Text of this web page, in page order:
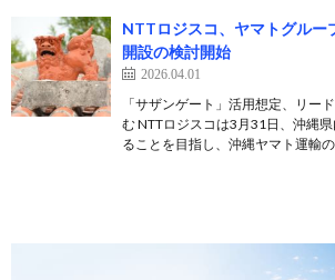
NTTロジスコ、ヤマトグルー
開設の検討開始
2026.04.01
「サザンゲート」活用想定、リー
む NTTロジスコは3月31日、沖縄
ることを目指し、沖縄ヤマト運輸